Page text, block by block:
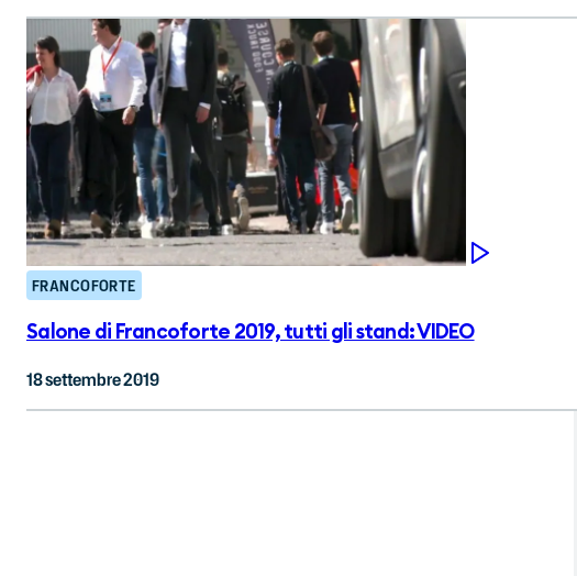
FRANCOFORTE
Salone di Francoforte 2019, tutti gli stand: VIDEO
18 settembre 2019